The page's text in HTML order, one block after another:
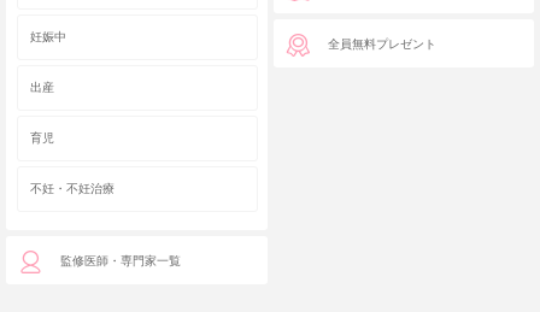
妊娠中
出産
育児
不妊・不妊治療
監修医師・専門家一覧
全員無料プレゼント